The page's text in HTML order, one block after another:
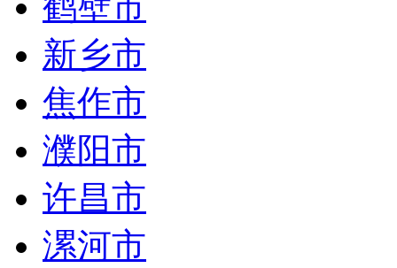
新乡市
焦作市
濮阳市
许昌市
漯河市